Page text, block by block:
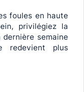
foules en haute
privilégiez la
semaine
redevient plus